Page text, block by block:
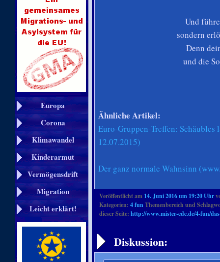
Europa
Corona
Klimawandel
Kinderarmut
Vermögensdrift
Migration
Leicht erklärt!
Und
sondern
Denn
und die
Ähnliche Artikel:
Euro-Gruppen-Treffen:
12.07.2015)
Der ganz normale Wahnsinn
Veröffentlicht am 14. Juni 2016 um 19:20 Uhr
Kategorien: 4 funThemenbereich und
dieser Seite: http://www.mister-ede.de/4-fun/
Diskussion: